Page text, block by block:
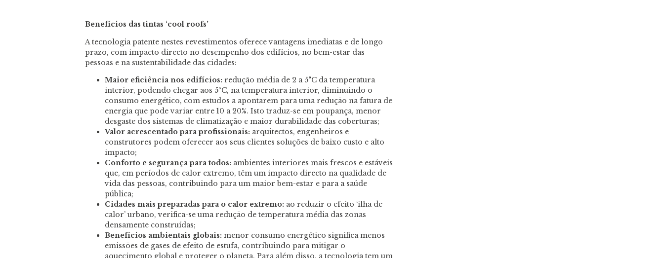
Benefícios das tintas ‘cool roofs’
A tecnologia patente nestes revestimentos oferece vantagens imediatas e de longo
prazo, com impacto directo no desempenho dos edifícios, no bem-estar das
pessoas e na sustentabilidade das cidades:
Maior eficiência nos edifícios: redução média de 2 a 5°C da temperatura
interior, podendo chegar aos 5ºC, na temperatura interior, diminuindo o
consumo energético, com estudos a apontarem para uma redução na fatura de
energia que pode variar entre 10 a 20%. Isto traduz-se em poupança, menor
desgaste dos sistemas de climatização e maior durabilidade das coberturas;
Valor acrescentado para profissionais: arquitectos, engenheiros e
construtores podem oferecer aos seus clientes soluções de baixo custo e alto
impacto;
Conforto e segurança para todos: ambientes interiores mais frescos e estáveis
que, em períodos de calor extremo, têm um impacto directo na qualidade de
vida das pessoas, contribuindo para um maior bem-estar e para a saúde
pública;
Cidades mais preparadas para o calor extremo: ao reduzir o efeito ‘ilha de
calor’ urbano, verifica-se uma redução de temperatura média das zonas
densamente construídas;
Benefícios ambientais globais: menor consumo energético significa menos
emissões de gases de efeito de estufa, contribuindo para mitigar o
aquecimento global e proteger o planeta. Para além disso, a tecnologia tem um